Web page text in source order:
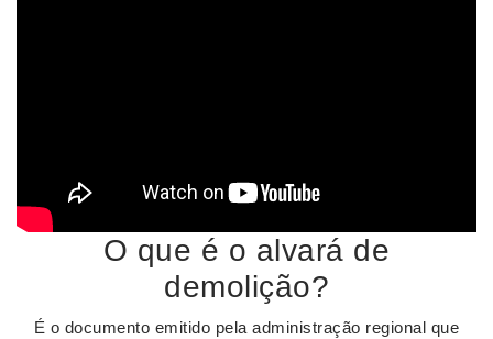
O que é o alvará de
demolição?
É o documento emitido pela administração regional que